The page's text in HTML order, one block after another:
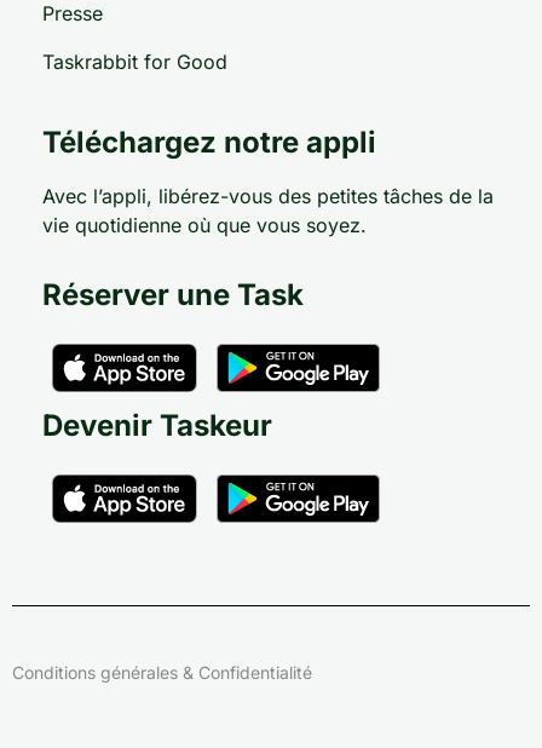
Presse
Taskrabbit for Good
Téléchargez notre appli
Avec l’appli, libérez-vous des petites tâches de la
vie quotidienne où que vous soyez.
Réserver une Task
Devenir Taskeur
Conditions générales & Confidentialité